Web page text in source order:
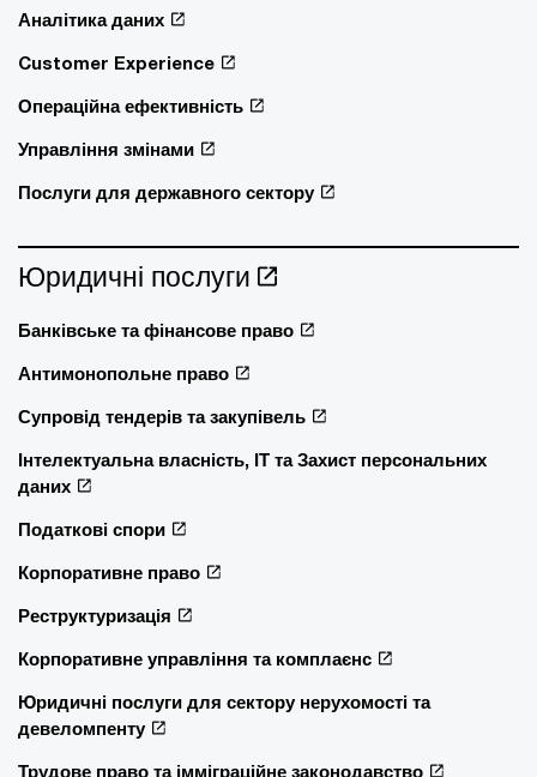
Аналітика даних
Customer Experience
Операційна ефективність
Управління змінами
Послуги для державного сектору
Юридичні послуги
Банківське та фінансове право
Антимонопольне право
Супровід тендерів та закупівель
Інтелектуальна власність, ІТ та Захист персональних
даних
Податкові спори
Корпоративне право
Реструктуризація
Корпоративне управління та комплаєнс
Юридичні послуги для сектору нерухомості та
девеломпенту
Трудове право та імміграційне законодавство